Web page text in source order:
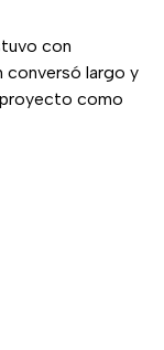
con
conversó largo y
como